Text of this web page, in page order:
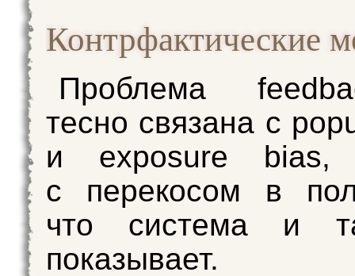
Контрфактические
Проблема
тесно связана с
и exposure bias,
с перекосом в
что система и
показывает.